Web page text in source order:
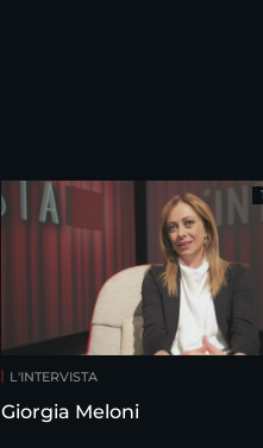
L'INTERVISTA
Giorgia Meloni